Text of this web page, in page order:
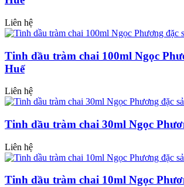
Liên hệ
Tinh dầu tràm chai 100ml Ngọc
Huế
Liên hệ
Tinh dầu tràm chai 30ml Ngọc
Liên hệ
Tinh dầu tràm chai 10ml Ngọc